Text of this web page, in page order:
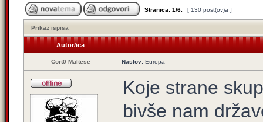
Stranica: 1/6 [ 130 post(ov)a ]
Prikaz ispisa
Autor/ica
Cort0 Maltese Naslov: Europa
Koje strane
bivše nam